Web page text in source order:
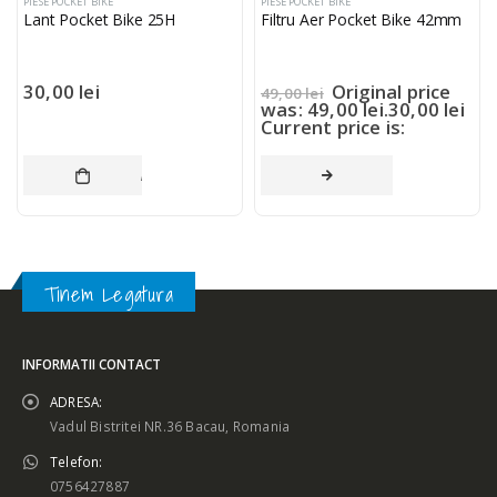
Lant Pocket Bike 25H
30,00 lei
ADAUGĂ ÎN COȘ
Filtru Aer Pocket Bike 42mm
49,00lei Original price
was: 49,00 lei.30,00 lei
Current price is:
30,00 lei.
Tinem Legatura
INFORMATII CONTACT
ADRESA:
Vadul Bistritei NR.36 Bacau, Romania
Telefon:
0756427887